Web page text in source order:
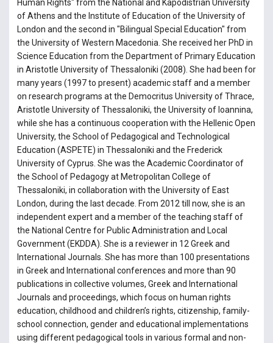
Human Rights" from the National and Kapodistrian University
of Athens and the Institute of Education of the University of
London and the second in "Bilingual Special Education" from
the University of Western Macedonia. She received her PhD in
Science Education from the Department of Primary Education
in Aristotle University of Thessaloniki (2008). She had been for
many years (1997 to present) academic staff and a member
on research programs at the Democritus University of Thrace,
Aristotle University of Thessaloniki, the University of Ioannina,
while she has a continuous cooperation with the Hellenic Open
University, the School of Pedagogical and Technological
Education (ASPETE) in Thessaloniki and the Frederick
University of Cyprus. She was the Academic Coordinator of
the School of Pedagogy at Metropolitan College of
Thessaloniki, in collaboration with the University of East
London, during the last decade. From 2012 till now, she is an
independent expert and a member of the teaching staff of
the National Centre for Public Administration and Local
Government (EKDDA). She is a reviewer in 12 Greek and
International Journals. She has more than 100 presentations
in Greek and International conferences and more than 90
publications in collective volumes, Greek and International
Journals and proceedings, which focus on human rights
education, childhood and children’s rights, citizenship, family-
school connection, gender and educational implementations
using different pedagogical tools in various formal and non-